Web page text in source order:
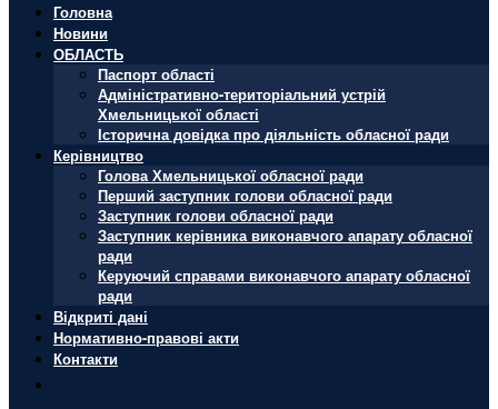
Головна
Новини
ОБЛАСТЬ
Паспорт області
Адміністративно-територіальний устрій
Хмельницької області
Історична довідка про діяльність обласної ради
Керівництво
Голова Хмельницької обласної ради
Перший заступник голови обласної ради
Заступник голови обласної ради
Заступник керівника виконавчого апарату обласної
ради
Керуючий справами виконавчого апарату обласної
ради
Відкриті дані
Нормативно-правові акти
Контакти